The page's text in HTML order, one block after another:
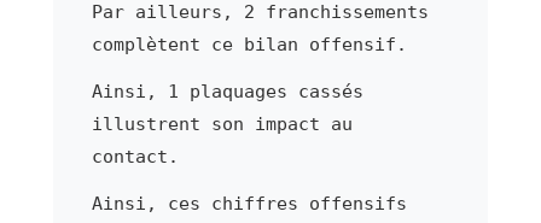
Par ailleurs, 2 franchissements
complètent ce bilan offensif.
Ainsi, 1 plaquages cassés
illustrent son impact au
contact.
Ainsi, ces chiffres offensifs